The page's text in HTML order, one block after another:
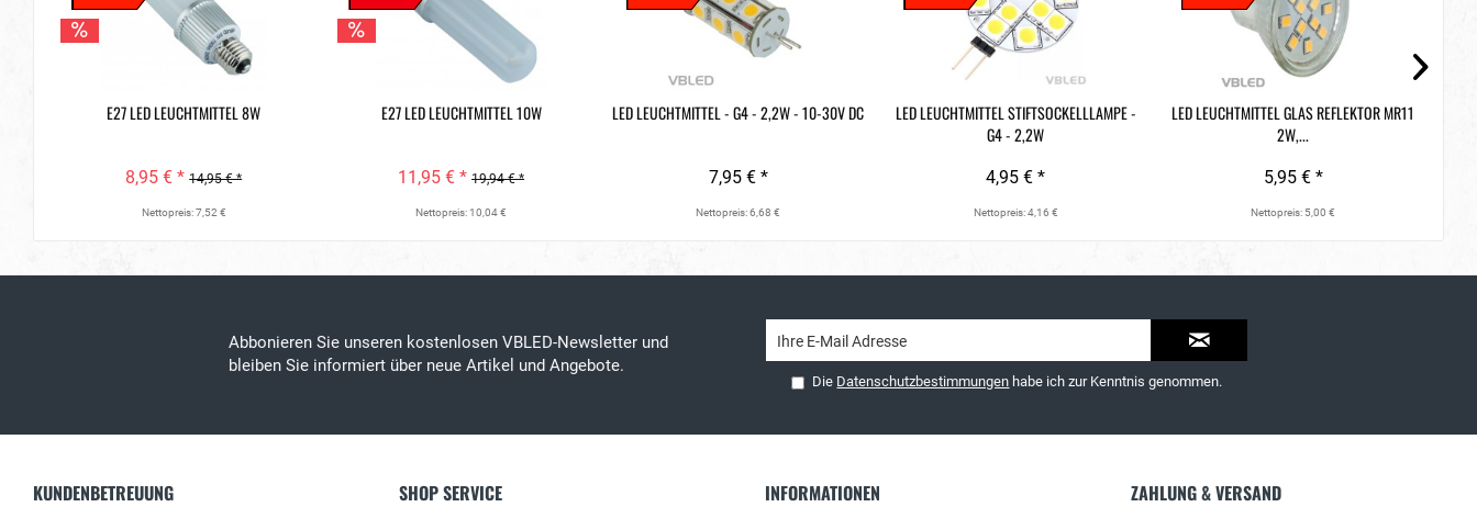
E27 LED LEUCHTMITTEL 8W
8,95 € * 14,95 € *
Nettopreis: 7,52 €
E27 LED LEUCHTMITTEL 10W
11,95 € * 19,94 € *
Nettopreis: 10,04 €
LED LEUCHTMITTEL - G4 - 2,2W - 10-30V DC
7,95 € *
Nettopreis: 6,68 €
LED LEUCHTMITTEL STIFTSOCKELLLAMPE -
G4 - 2,2W
4,95 € *
Nettopreis: 4,16 €
LED LEUCHTMITTEL GLAS REFLEKTOR MR11
2W,...
5,95 € *
Nettopreis: 5,00 €
Abbonieren Sie unseren kostenlosen VBLED-Newsletter und
bleiben Sie informiert über neue Artikel und Angebote.
Die Datenschutzbestimmungen habe ich zur Kenntnis genommen.
KUNDENBETREUUNG SHOP SERVICE INFORMATIONEN ZAHLUNG & VERSAND